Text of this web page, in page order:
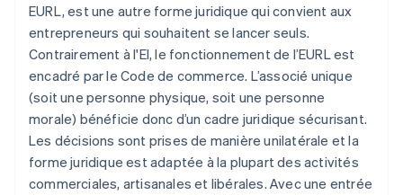
EURL, est une autre forme juridique qui convient aux
entrepreneurs qui souhaitent se lancer seuls.
Contrairement à l'EI, le fonctionnement de l’EURL est
encadré par le Code de commerce. L’associé unique
(soit une personne physique, soit une personne
morale) bénéficie donc d’un cadre juridique sécurisant.
Les décisions sont prises de manière unilatérale et la
forme juridique est adaptée à la plupart des activités
commerciales, artisanales et libérales. Avec une entrée